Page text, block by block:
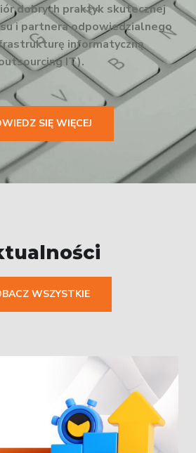
dobrych praktyk skutecznej
i partnera odpowiedzialnego
informatyczną
IT).
SIĘ WIĘCEJ
WSZYSTKIE